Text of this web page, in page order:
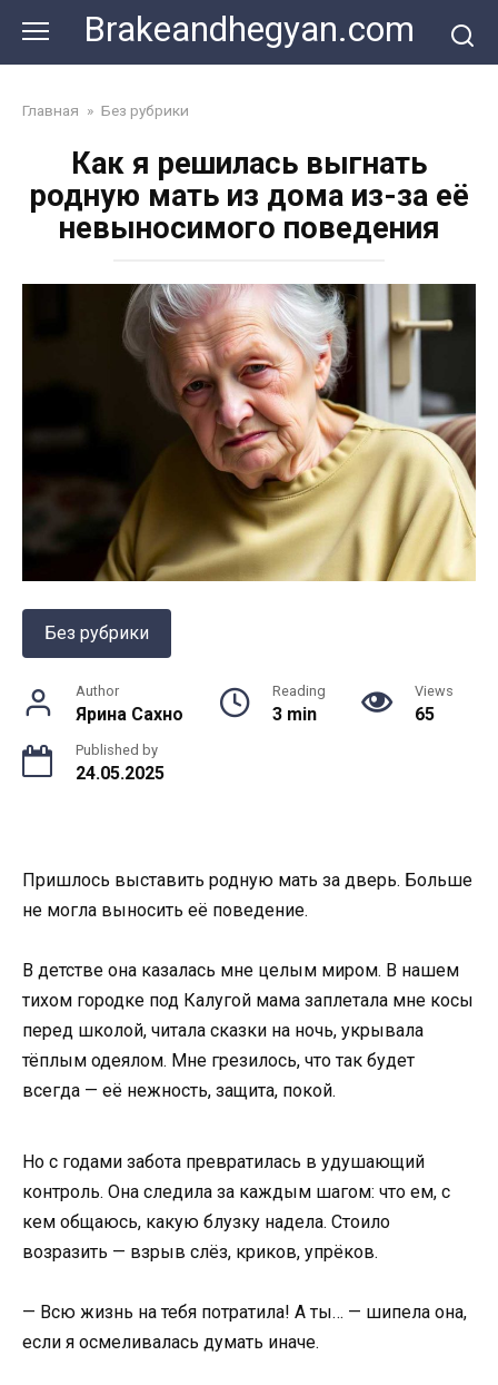
content
Brakeandhegyan.com
Главная » Без рубрики
Как я решилась выгнать
родную мать из дома из-за её
невыносимого поведения
Без рубрики
Author
Ярина Сахно
Reading
3 min
Views
65
Published by
24.05.2025
Пришлось выставить родную мать за дверь. Больше
не могла выносить её поведение.
В детстве она казалась мне целым миром. В нашем
тихом городке под Калугой мама заплетала мне косы
перед школой, читала сказки на ночь, укрывала
тёплым одеялом. Мне грезилось, что так будет
всегда — её нежность, защита, покой.
Но с годами забота превратилась в удушающий
контроль. Она следила за каждым шагом: что ем, с
кем общаюсь, какую блузку надела. Стоило
возразить — взрыв слёз, криков, упрёков.
— Всю жизнь на тебя потратила! А ты… — шипела она,
если я осмеливалась думать иначе.